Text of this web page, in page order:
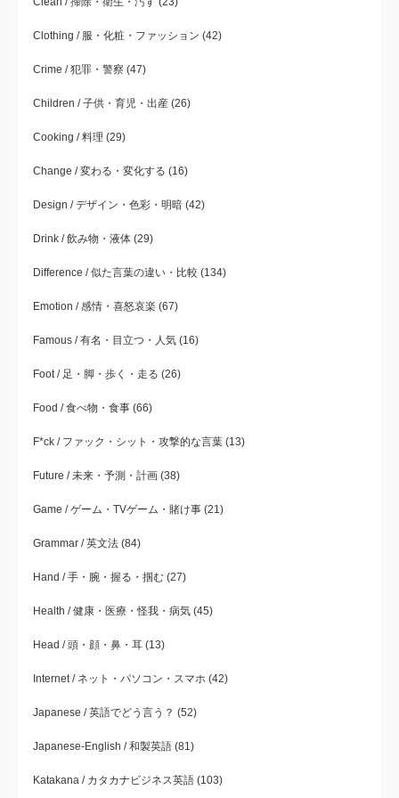
Clothing / 服・化粧・ファッション (42)
Crime / 犯罪・警察 (47)
Children / 子供・育児・出産 (26)
Cooking / 料理 (29)
Change / 変わる・変化する (16)
Design / デザイン・色彩・明暗 (42)
Drink / 飲み物・液体 (29)
Difference / 似た言葉の違い・比較 (134)
Emotion / 感情・喜怒哀楽 (67)
Famous / 有名・目立つ・人気 (16)
Foot / 足・脚・歩く・走る (26)
Food / 食べ物・食事 (66)
F*ck / ファック・シット・攻撃的な言葉 (13)
Future / 未来・予測・計画 (38)
Game / ゲーム・TVゲーム・賭け事 (21)
Grammar / 英文法 (84)
Hand / 手・腕・握る・掴む (27)
Health / 健康・医療・怪我・病気 (45)
Head / 頭・顔・鼻・耳 (13)
Internet / ネット・パソコン・スマホ (42)
Japanese / 英語でどう言う？ (52)
Japanese-English / 和製英語 (81)
Katakana / カタカナビジネス英語 (103)